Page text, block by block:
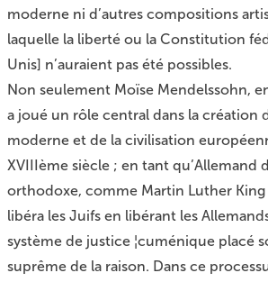
moderne ni d’autres compositions
laquelle la liberté ou la Constitution
Unis] n’auraient pas été possibles.
Non seulement Moïse Mendelssohn,
a joué un rôle central dans la création
moderne et de la civilisation
XVIIIème siècle ; en tant qu’Allemand
orthodoxe, comme Martin Luther
libéra les Juifs en libérant les
système de justice ¦cuménique placé
suprême de la raison. Dans ce